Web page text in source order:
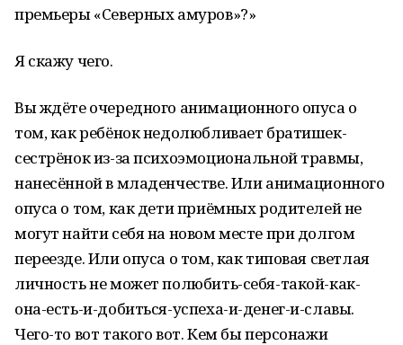
премьеры «Северных амуров»?»
Я скажу чего.
Вы ждёте очередного анимационного опуса о
том, как ребёнок недолюбливает братишек-
сестрёнок из-за психоэмоциональной травмы,
нанесённой в младенчестве. Или анимационного
опуса о том, как дети приёмных родителей не
могут найти себя на новом месте при долгом
переезде. Или опуса о том, как типовая светлая
личность не может полюбить-себя-такой-как-
она-есть-и-добиться-успеха-и-денег-и-славы.
Чего-то вот такого вот. Кем бы персонажи